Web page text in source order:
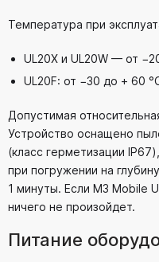
Температура при
UL20X и UL20W — от
UL20F: от −30 до + 60
Допустимая
Устройство оснащено
(класс герметизации
при погружении на
1 минуты. Если M3 Mobile
ничего не произойдет.
Питание